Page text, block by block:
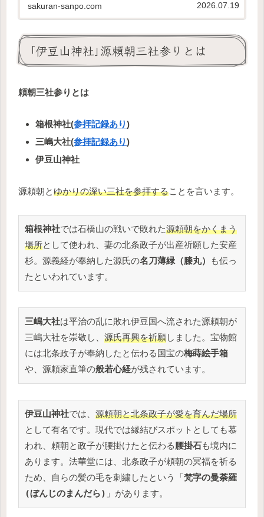
子や見どころ御朱印・お守り・おみくじの授与場...
sakuran-sanpo.com 2026.07.19
｢伊豆山神社｣源頼朝三社参りとは
頼朝三社参りとは
箱根神社(参拝記録あり)
三嶋大社(参拝記録あり)
伊豆山神社
源頼朝とゆかりの深い三社を参拝することを言います。
箱根神社では石橋山の戦いで敗れた源頼朝をかくまう
場所として使われ、妻の北条政子が出産祈願した安産
杉。源義経が奉納した源氏の名刀薄緑（膝丸）
も伝っ
たといわれています。
三嶋大社は平治の乱に敗れ伊豆国へ流された源頼朝が
三嶋大社を崇敬し、 源氏再興を祈願しました。宝物館
には北条政子が奉納したと伝わる国宝の梅蒔絵手箱
や、源頼家直筆の般若心経が残されています。
伊豆山神社では、 源頼朝と北条政子が愛を育んだ場所
として有名です。現代では縁結びスポットとしても慕
われ、頼朝と政子が腰掛けたと伝わる腰掛石も境内に
あります。法華堂には、北条政子が頼朝の冥福を祈る
ため、自らの髪の毛を刺繍したという「 梵字の曼荼羅
(ぼんじのまんだら) 」があります。